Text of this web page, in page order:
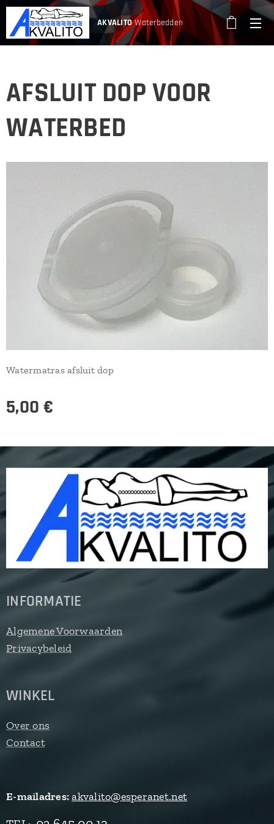
AKVALITOWaterbedden
AFSLUIT DOP VOOR
WATERBED
Watermatras afsluit dop
5,00 €
INFORMATIE
Algemene Voorwaarden
Privacybeleid
WINKEL
Over ons
Contact
E-mailadres:akvalito@esperanet.net